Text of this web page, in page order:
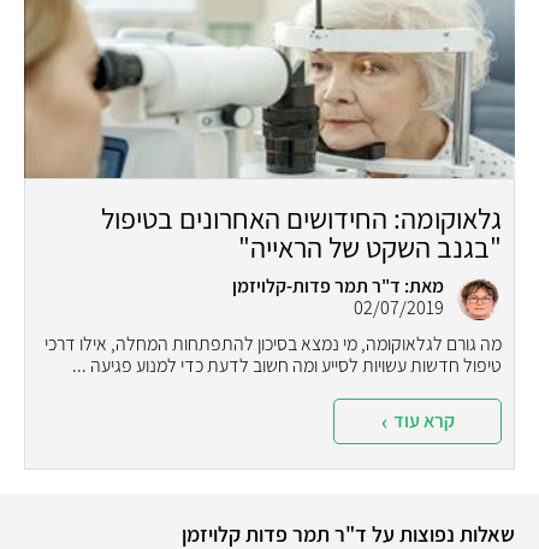
גלאוקומה: החידושים האחרונים בטיפול
"בגנב השקט של הראייה"
מאת: ד"ר תמר פדות-קלויזמן
02/07/2019
מה גורם לגלאוקומה, מי נמצא בסיכון להתפתחות המחלה, אילו דרכי
טיפול חדשות עשויות לסייע ומה חשוב לדעת כדי למנוע פגיעה ...
קרא עוד
שאלות נפוצות על ד"ר תמר פדות קלויזמן